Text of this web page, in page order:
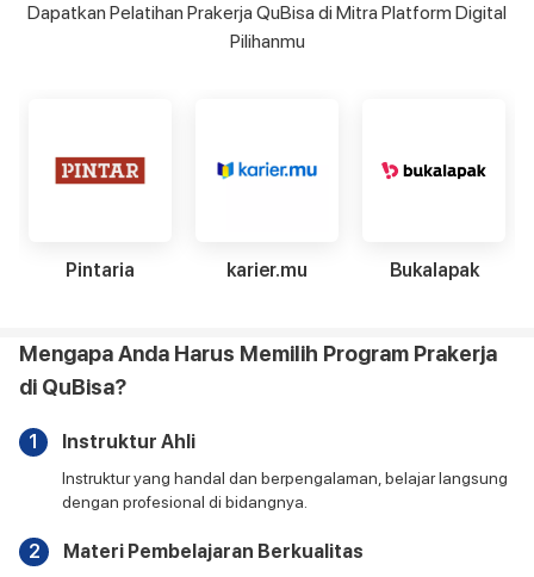
Dapatkan Pelatihan Prakerja QuBisa di Mitra Platform Digital
Pilihanmu
Pintaria karier.mu Bukalapak
Mengapa Anda Harus Memilih Program Prakerja
di QuBisa?
1 Instruktur Ahli
Instruktur yang handal dan berpengalaman, belajar langsung
dengan profesional di bidangnya.
2 Materi Pembelajaran Berkualitas